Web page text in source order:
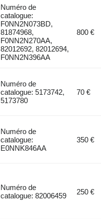
Numéro de
catalogue:
F0NN2N073BD,
81874968,
F0NN2N270AA,
82012692, 82012694,
F0NN2N396AA
800 €
Numéro de
catalogue: 5173742,
5173780
70 €
Numéro de
catalogue:
E0NNK846AA
350 €
Numéro de
catalogue: 82006459
250 €